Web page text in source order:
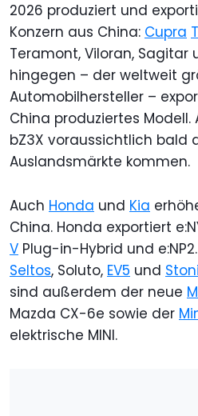
2026 produziert und
Konzern aus China: Cupra
Teramont, Viloran, Sagitar
hingegen – der weltweit
Automobilhersteller –
China produziertes
bZ3X voraussichtlich bald
Auslandsmärkte kommen.
Auch Honda und Kia
China. Honda exportiert
V Plug-in-Hybrid und
Seltos, Soluto, EV5 und
sind außerdem der neue
Mazda CX-6e sowie der
elektrische MINI.